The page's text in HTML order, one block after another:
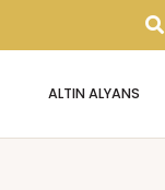
ALTIN ALYANS